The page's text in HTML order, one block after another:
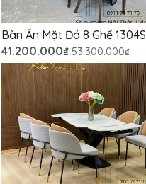
Bàn Ăn Mặt Đá 8 Ghế 1304S
41.200.000₫ 53.300.000₫